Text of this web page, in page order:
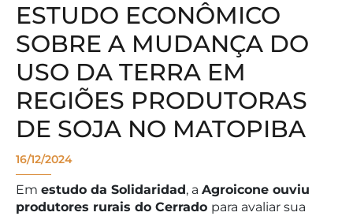
ESTUDO ECONÔMICO
SOBRE A MUDANÇA DO
USO DA TERRA EM
REGIÕES PRODUTORAS
DE SOJA NO MATOPIBA
16/12/2024
Em estudo da Solidaridad, a Agroicone ouviu
produtores rurais do Cerrado para avaliar sua